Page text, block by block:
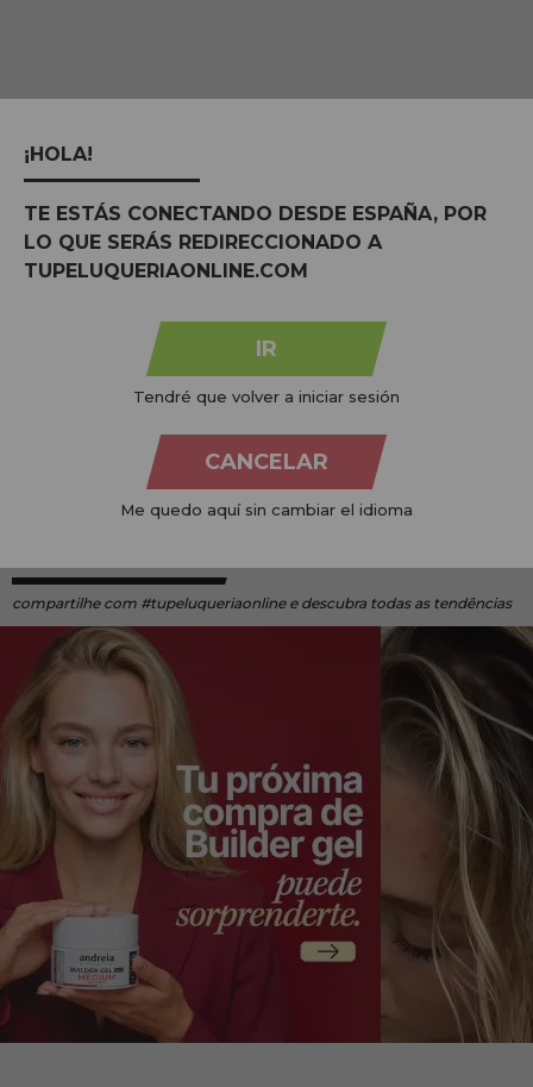
SEGUROS
Confiança e paz de
espírito
ORGÂNICOS
Respeitoso ao nosso
compartilhe com #tupeluqueriaonline e descubra todas as tendências
¡HOLA!
TE ESTÁS CONECTANDO DESDE ESPAÑA, POR
LO QUE SERÁS REDIRECCIONADO A
TUPELUQUERIAONLINE.COM
IR
Tendré que volver a iniciar sesión
CANCELAR
Me quedo aquí sin cambiar el idioma